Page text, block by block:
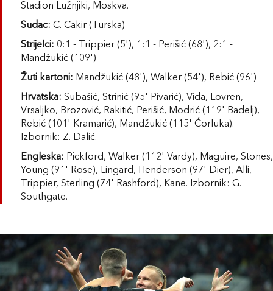
Stadion Lužnjiki, Moskva.
Sudac: C. Cakir (Turska)
Strijelci: 0:1 - Trippier (5'), 1:1 - Perišić (68'), 2:1 -
Mandžukić (109')
Žuti kartoni: Mandžukić (48'), Walker (54'), Rebić (96')
Hrvatska: Subašić, Strinić (95' Pivarić), Vida, Lovren,
Vrsaljko, Brozović, Rakitić, Perišić, Modrić (119' Badelj),
Rebić (101' Kramarić), Mandžukić (115' Ćorluka).
Izbornik: Z. Dalić.
Engleska: Pickford, Walker (112' Vardy), Maguire, Stones,
Young (91' Rose), Lingard, Henderson (97' Dier), Alli,
Trippier, Sterling (74' Rashford), Kane. Izbornik: G.
Southgate.